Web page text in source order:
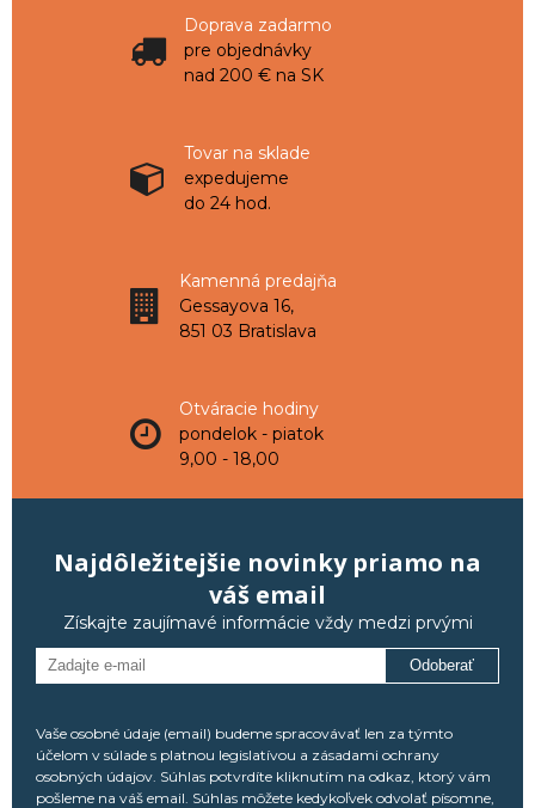
Doprava zadarmo
pre objednávky
nad 200 € na SK
Tovar na sklade
expedujeme
do 24 hod.
Kamenná predajňa
Gessayova 16,
851 03 Bratislava
Otváracie hodiny
pondelok - piatok
9,00 - 18,00
Najdôležitejšie novinky priamo na
váš email
Získajte zaujímavé informácie vždy medzi prvými
Odoberať
Vaše osobné údaje (email) budeme spracovávať len za týmto
účelom v súlade s platnou legislatívou a zásadami ochrany
osobných údajov. Súhlas potvrdíte kliknutím na odkaz, ktorý vám
pošleme na váš email. Súhlas môžete kedykoľvek odvolať písomne,